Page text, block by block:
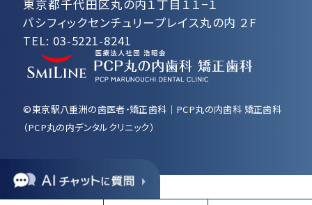
東京都千代田区丸の内１丁目１１−１
パシフィックセンチュリープレイス丸の内 ２F
TEL: 03-5221-8241
©東京駅八重洲の歯医者・矯正歯科｜PCP丸の内歯科 矯正歯科
（PCP丸の内デンタルクリニック）